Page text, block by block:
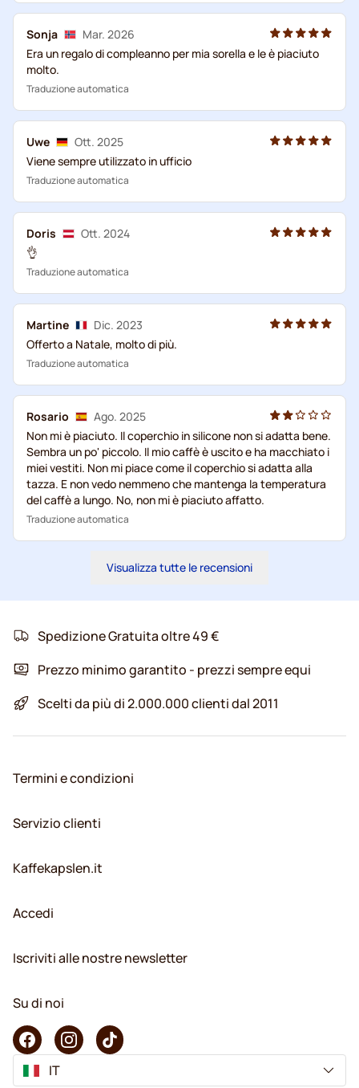
Sonja
Mar. 2026
Era un regalo di compleanno per mia sorella e le è piaciuto
molto.
Traduzione automatica
Uwe
Ott. 2025
Viene sempre utilizzato in ufficio
Traduzione automatica
Doris
Ott. 2024
👌
Traduzione automatica
Martine
Dic. 2023
Offerto a Natale, molto di più.
Traduzione automatica
Rosario
Ago. 2025
Non mi è piaciuto. Il coperchio in silicone non si adatta bene.
Sembra un po' piccolo. Il mio caffè è uscito e ha macchiato i
miei vestiti. Non mi piace come il coperchio si adatta alla
tazza. E non vedo nemmeno che mantenga la temperatura
del caffè a lungo. No, non mi è piaciuto affatto.
Traduzione automatica
Visualizza tutte le recensioni
Spedizione Gratuita oltre 49 €
Prezzo minimo garantito - prezzi sempre equi
Scelti da più di 2.000.000 clienti dal 2011
Termini e condizioni
Servizio clienti
Kaffekapslen.it
Accedi
Iscriviti alle nostre newsletter
Su di noi
IT